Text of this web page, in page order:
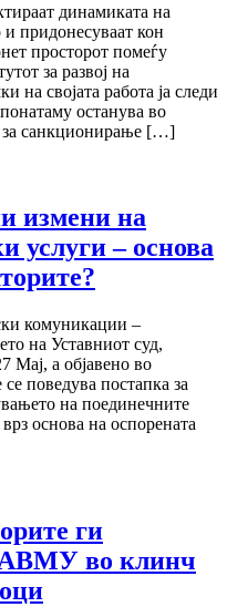
динамиката на
и придонесуваат кон
просторот помеѓу
за развој на
на својата работа ја следи
понатаму останува во
за санкционирање […]
на
услуги – основа
комуникации –
на Уставниот суд,
Мај, а објавено во
поведува постапка за
на поединечните
основа на оспорената
ги
АВМУ во клинч